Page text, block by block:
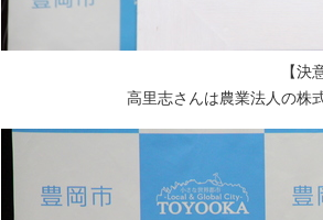
【
高里志さんは農業法人の株